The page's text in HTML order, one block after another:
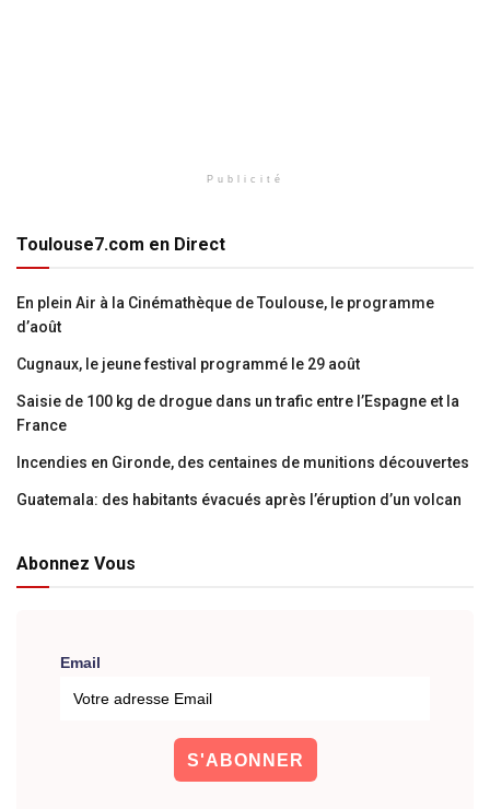
Publicité
Toulouse7.com en Direct
En plein Air à la Cinémathèque de Toulouse, le programme
d’août
Cugnaux, le jeune festival programmé le 29 août
Saisie de 100 kg de drogue dans un trafic entre l’Espagne et la
France
Incendies en Gironde, des centaines de munitions découvertes
Guatemala: des habitants évacués après l’éruption d’un volcan
Abonnez Vous
Email